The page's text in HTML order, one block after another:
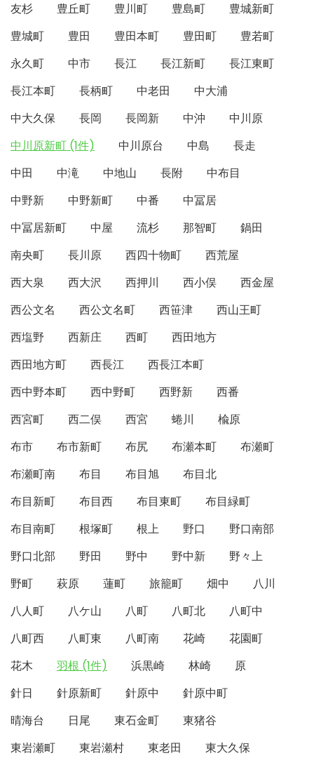
友杉
豊丘町 豊川町 豊島町
豊城新町
豊城町
豊田 豊田本町 豊田町
豊若町
永久町
中市 長江 長江新町
長江東町
長江本町
長柄町 中老田
中大浦
中大久保
長岡 長岡新 中沖
中川原
中川原新町 (1件)
中川原台 中島
長走
中田
中滝 中地山 長附
中布目
中野新
中野新町 中番
中冨居
中冨居新町
中屋 流杉 那智町
鍋田
南央町
長川原 西四十物町
西荒屋
西大泉
西大沢 西押川 西小俣
西金屋
西公文名
西公文名町 西笹津
西山王町
西塩野
西新庄 西町
西田地方
西田地方町
西長江
西長江本町
西中野本町
西中野町 西野新
西番
西宮町
西二俣 西宮 蜷川
楡原
布市
布市新町 布尻 布瀬本町
布瀬町
布瀬町南
布目 布目旭
布目北
布目新町
布目西 布目東町
布目緑町
布目南町
根塚町 根上 野口
野口南部
野口北部
野田 野中 野中新
野々上
野町
萩原 蓮町 旅籠町 畑中
八川
八人町
八ケ山 八町 八町北
八町中
八町西
八町東 八町南 花崎
花園町
花木
羽根 (1件) 浜黒崎 林崎
原
針日
針原新町 針原中
針原中町
晴海台
日尾 東石金町
東猪谷
東岩瀬町
東岩瀬村 東老田 東大久保